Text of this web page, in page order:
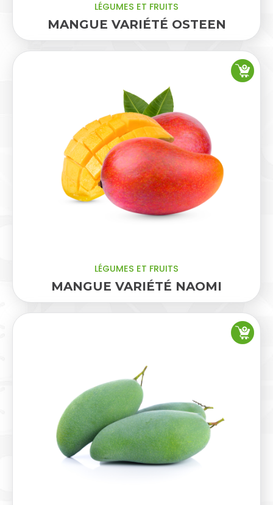
LÉGUMES ET FRUITS
MANGUE VARIÉTÉ OSTEEN
LÉGUMES ET FRUITS
MANGUE VARIÉTÉ NAOMI